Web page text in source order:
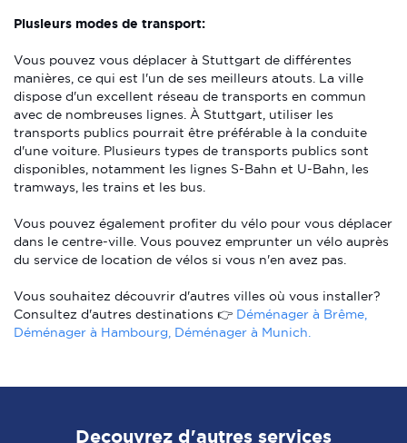
Plusieurs modes de transport:
Vous pouvez vous déplacer à Stuttgart de différentes
manières, ce qui est l'un de ses meilleurs atouts. La ville
dispose d'un excellent réseau de transports en commun
avec de nombreuses lignes. À Stuttgart, utiliser les
transports publics pourrait être préférable à la conduite
d'une voiture. Plusieurs types de transports publics sont
disponibles, notamment les lignes S-Bahn et U-Bahn, les
tramways, les trains et les bus.
Vous pouvez également profiter du vélo pour vous déplacer
dans le centre-ville. Vous pouvez emprunter un vélo auprès
du service de location de vélos si vous n'en avez pas.
Vous souhaitez découvrir d'autres villes où vous installer?
Consultez d'autres destinations 👉 Déménager à Brême,
Déménager à Hambourg, Déménager à Munich.
Decouvrez d'autres services